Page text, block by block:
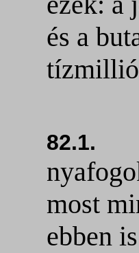
és a
tízmillió
82.1.
most
ebben